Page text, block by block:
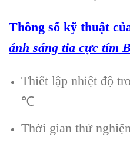
Thông số kỹ thuật
ánh sáng tia cực tím
Thiết lập nhiệt độ
℃
Thời gian thử